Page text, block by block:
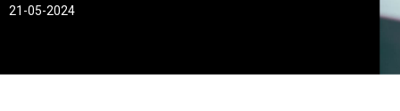
21-05-2024